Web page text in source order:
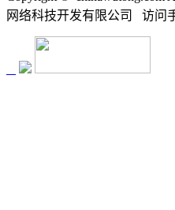
网络科技开发有限公司
访问